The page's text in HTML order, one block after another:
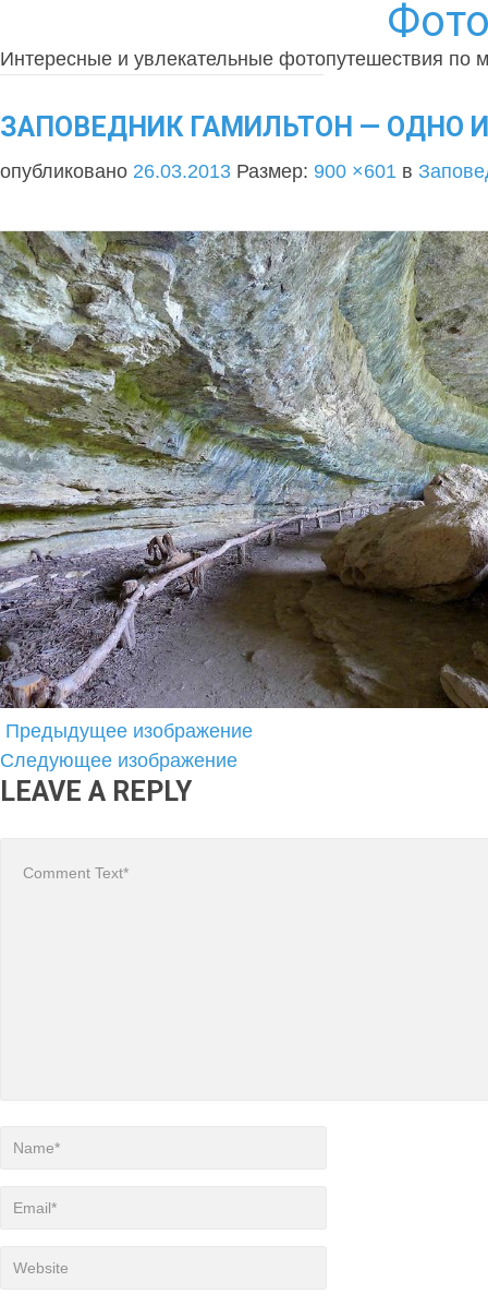
Интересные и увлекательные фотопутешествия по
ЗАПОВЕДНИК ГАМИЛЬТОН — ОДНО
опубликовано 26.03.2013 Размер: 900 ×601 в
Предыдущее изображение
Следующее изображение
LEAVE A REPLY